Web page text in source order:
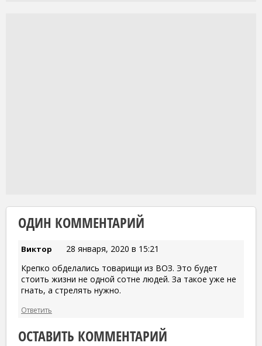
ОДИН КОММЕНТАРИЙ
Виктор
28 января, 2020 в 15:21
Крепко обделались товарищи из ВОЗ. Это будет
стоить жизни не одной сотне людей. За такое уже не
гнать, а стрелять нужно.
Ответить
ОСТАВИТЬ КОММЕНТАРИЙ